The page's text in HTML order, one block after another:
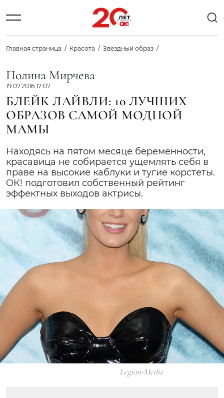
Главная страница Красота Звездный образ
Полина Мирчева
19.07.2016 17:07
БЛЕЙК ЛАЙВЛИ: 10 ЛУЧШИХ
ОБРАЗОВ САМОЙ МОДНОЙ
МАМЫ
Находясь на пятом месяце беременности,
красавица не собирается ущемлять себя в
праве на высокие каблуки и тугие корстеты.
ОК! подготовил собственный рейтинг
эффектных выходов актрисы.
Legion-Media